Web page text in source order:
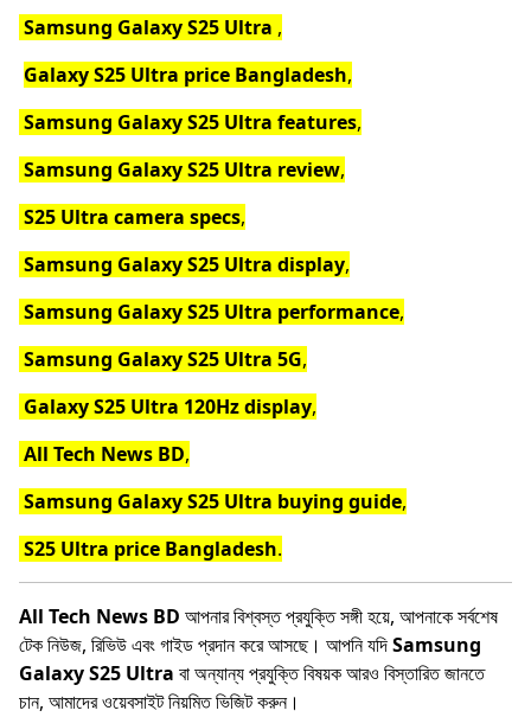
Samsung Galaxy S25 Ultra ,
Galaxy S25 Ultra price Bangladesh,
Samsung Galaxy S25 Ultra features,
Samsung Galaxy S25 Ultra review,
S25 Ultra camera specs,
Samsung Galaxy S25 Ultra display,
Samsung Galaxy S25 Ultra performance,
Samsung Galaxy S25 Ultra 5G,
Galaxy S25 Ultra 120Hz display,
All Tech News BD,
Samsung Galaxy S25 Ultra buying guide,
S25 Ultra price Bangladesh.
All Tech News BD আপনার বিশ্বস্ত প্রযুক্তি সঙ্গী হয়ে, আপনাকে সর্বশেষ
টেক নিউজ, রিভিউ এবং গাইড প্রদান করে আসছে। আপনি যদিSamsung
Galaxy S25 Ultra বা অন্যান্য প্রযুক্তি বিষয়ক আরও বিস্তারিত জানতে
চান, আমাদের ওয়েবসাইট নিয়মিত ভিজিট করুন।